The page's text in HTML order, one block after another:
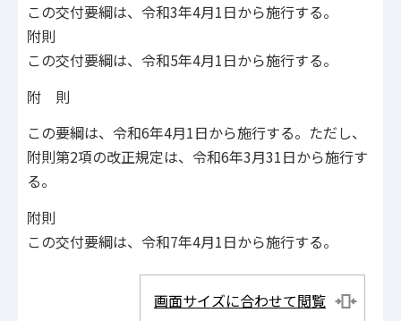
この交付要綱は、令和3年4月1日から施行する。
附則
この交付要綱は、令和5年4月1日から施行する。
附 則
この要綱は、令和6年4月1日から施行する。ただし、
附則第2項の改正規定は、令和6年3月31日から施行す
る。
附則
この交付要綱は、令和7年4月1日から施行する。
画面サイズに合わせて閲覧